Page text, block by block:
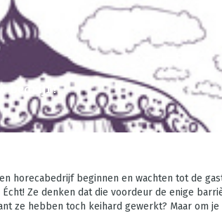
bedrijf?
horecabedrijf beginnen en wachten tot de
Ze denken dat die voordeur de enige
ze hebben toch keihard gewerkt? Maar om